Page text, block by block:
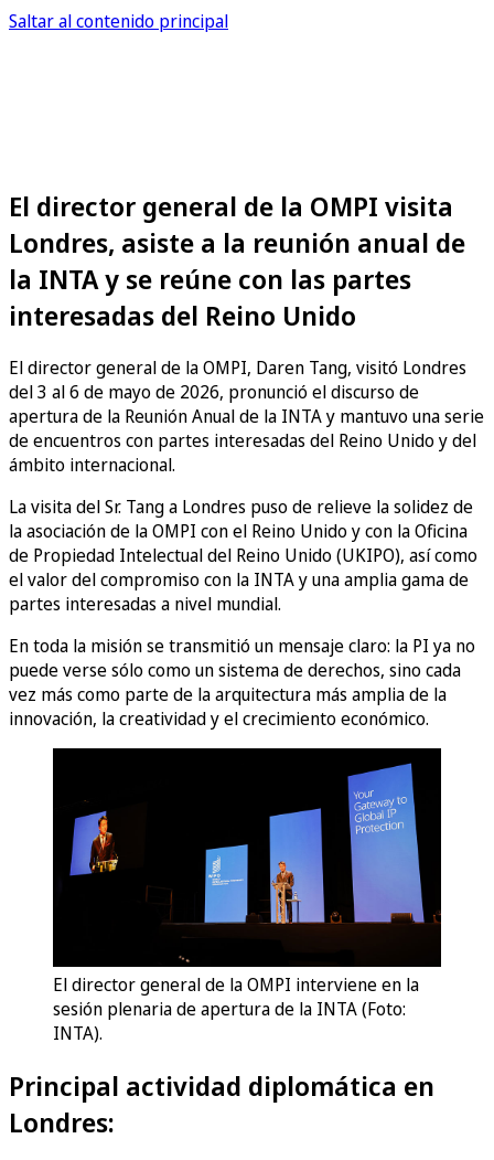
Saltar al contenido principal
El director general de la OMPI visita
Londres, asiste a la reunión anual de
la INTA y se reúne con las partes
interesadas del Reino Unido
El director general de la OMPI, Daren Tang, visitó Londres
del 3 al 6 de mayo de 2026, pronunció el discurso de
apertura de la Reunión Anual de la INTA y mantuvo una serie
de encuentros con partes interesadas del Reino Unido y del
ámbito internacional.
La visita del Sr. Tang a Londres puso de relieve la solidez de
la asociación de la OMPI con el Reino Unido y con la Oficina
de Propiedad Intelectual del Reino Unido (UKIPO), así como
el valor del compromiso con la INTA y una amplia gama de
partes interesadas a nivel mundial.
En toda la misión se transmitió un mensaje claro: la PI ya no
puede verse sólo como un sistema de derechos, sino cada
vez más como parte de la arquitectura más amplia de la
innovación, la creatividad y el crecimiento económico.
El director general de la OMPI interviene en la
sesión plenaria de apertura de la INTA (Foto:
INTA).
Principal actividad diplomática en
Londres: